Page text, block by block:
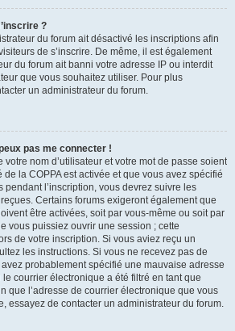
?
du forum ait désactivé les inscriptions afin
de s’inscrire. De même, il est également
du forum ait banni votre adresse IP ou interdit
que vous souhaitez utiliser. Pour plus
un administrateur du forum.
pas me connecter !
nom d’utilisateur et votre mot de passe soient
la COPPA est activée et que vous avez spécifié
pendant l’inscription, vous devrez suivre les
Certains forums exigeront également que
être activées, soit par vous-même ou soit par
vous puissiez ouvrir une session ; cette
de votre inscription. Si vous aviez reçu un
les instructions. Si vous ne recevez pas de
probablement spécifié une mauvaise adresse
courrier électronique a été filtré en tant que
que l’adresse de courrier électronique que vous
essayez de contacter un administrateur du forum.